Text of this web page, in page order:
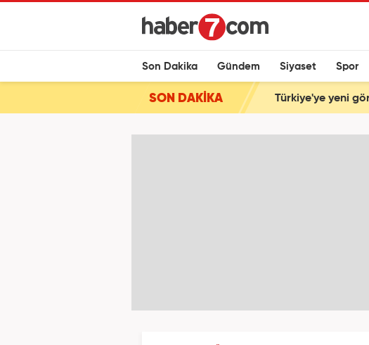
Son Dakika Gündem Siyaset Spor
SON DAKİKA Türkiye'ye yeni